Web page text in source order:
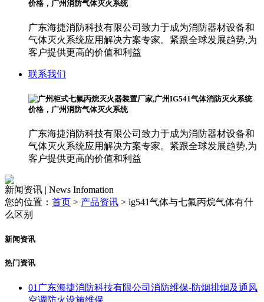
广东海捷消防科技有限公司致力于成为消防器材设备和
气体灭火系统应用解决方案专家。紧跟全球发展趋势,为
客户提供更高的价值和利益
联系我们
广东海捷消防科技有限公司致力于成为消防器材设备和
气体灭火系统应用解决方案专家。紧跟全球发展趋势,为
客户提供更高的价值和利益
新闻资讯 | News Infomation
您的位置： 首页 > 产品资讯 > ig541气体与七氟丙烷气体有什
么区别
新闻资讯
热门资讯
01 广东海捷消防科技有限公司消防维保-防烟排烟及通风
空调防火设施维保